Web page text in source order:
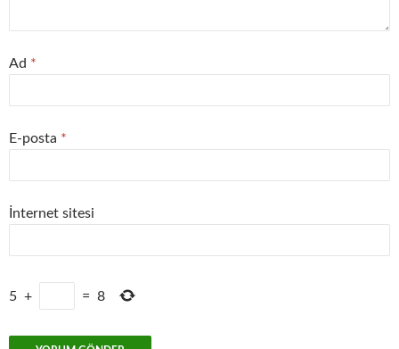
Ad *
E-posta *
İnternet sitesi
5 + = 8